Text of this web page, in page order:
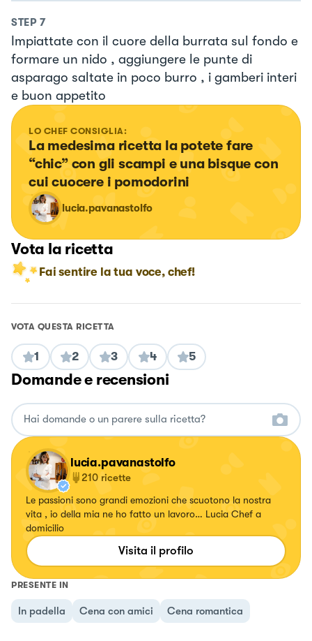
STEP 7
Impiattate con il cuore della burrata sul fondo e
formare un nido , aggiungere le punte di
asparago saltate in poco burro , i gamberi interi
e buon appetito
LO CHEF CONSIGLIA:
La medesima ricetta la potete fare
“chic” con gli scampi e una bisque con
cui cuocere i pomodorini
lucia.pavanastolfo
Vota la ricetta
Fai sentire la tua voce, chef!
VOTA QUESTA RICETTA
1 2 3 4 5
Domande e recensioni
lucia.pavanastolfo
210 ricette
Le passioni sono grandi emozioni che scuotono la nostra
vita , io della mia ne ho fatto un lavoro… Lucia Chef a
domicilio
Visita il profilo
PRESENTE IN
In padella Cena con amici Cena romantica